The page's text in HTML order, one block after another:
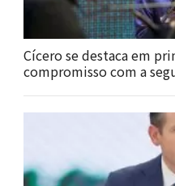
Cícero se destaca em
compromisso com a